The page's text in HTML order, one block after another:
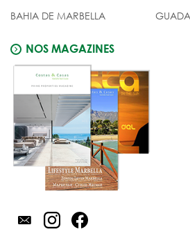
BAHIA DE MARBELLA
NOS MAGAZINES